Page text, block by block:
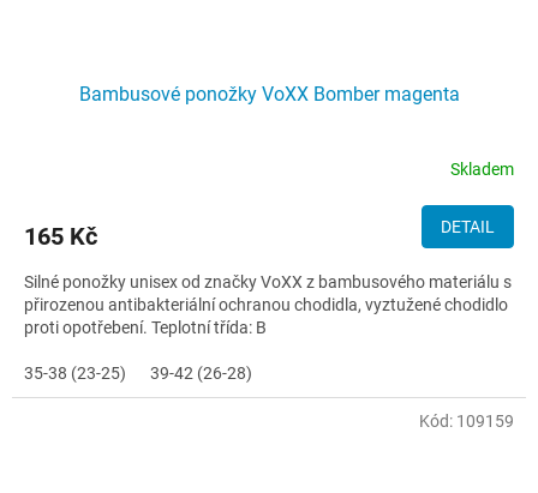
Bambusové ponožky VoXX Bomber magenta
Skladem
165 Kč DETAIL
Silné ponožky unisex od značky VoXX z bambusového materiálu s
přirozenou antibakteriální ochranou chodidla, vyztužené chodidlo
proti opotřebení. Teplotní třída: B
35-38 (23-25) 39-42 (26-28)
Kód: 109159